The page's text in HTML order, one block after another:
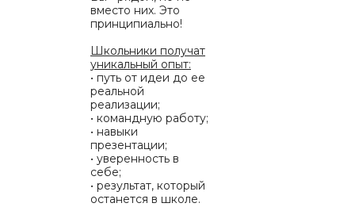
вместо них. Это
принципиально!
Школьники получат
уникальный опыт:
• путь от идеи до ее
реальной
реализации;
• командную работу;
• навыки
презентации;
• уверенность в
себе;
• результат, который
останется в школе.